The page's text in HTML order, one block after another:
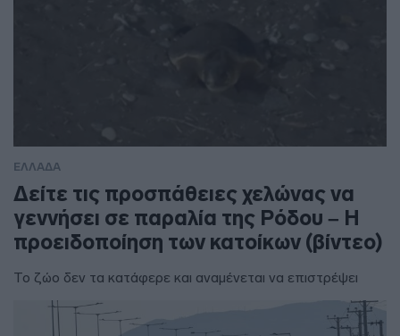
ΕΛΛΑΔΑ
Δείτε τις προσπάθειες χελώνας να
γεννήσει σε παραλία της Ρόδου – Η
προειδοποίηση των κατοίκων (βίντεο)
Το ζώο δεν τα κατάφερε και αναμένεται να επιστρέψει